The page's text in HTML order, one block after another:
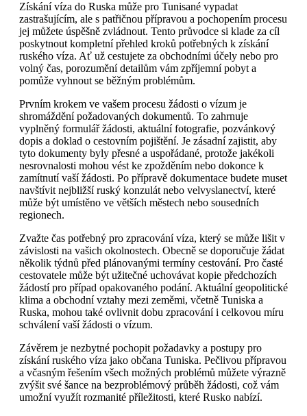
Získání víza do Ruska může pro Tunisané vypadat
zastrašujícím, ale s patřičnou přípravou a pochopením procesu
jej můžete úspěšně zvládnout. Tento průvodce si klade za cíl
poskytnout kompletní přehled kroků potřebných k získání
ruského víza. Ať už cestujete za obchodními účely nebo pro
volný čas, porozumění detailům vám zpříjemní pobyt a
pomůže vyhnout se běžným problémům.
Prvním krokem ve vašem procesu žádosti o vízum je
shromáždění požadovaných dokumentů. To zahrnuje
vyplněný formulář žádosti, aktuální fotografie, pozvánkový
dopis a doklad o cestovním pojištění. Je zásadní zajistit, aby
tyto dokumenty byly přesné a uspořádané, protože jakékoli
nesrovnalosti mohou vést ke zpožděním nebo dokonce k
zamítnutí vaší žádosti. Po přípravě dokumentace budete muset
navštívit nejbližší ruský konzulát nebo velvyslanectví, které
může být umístěno ve větších městech nebo sousedních
regionech.
Zvažte čas potřebný pro zpracování víza, který se může lišit v
závislosti na vašich okolnostech. Obecně se doporučuje žádat
několik týdnů před plánovanými termíny cestování. Pro časté
cestovatele může být užitečné uchovávat kopie předchozích
žádostí pro případ opakovaného podání. Aktuální geopolitické
klima a obchodní vztahy mezi zeměmi, včetně Tuniska a
Ruska, mohou také ovlivnit dobu zpracování i celkovou míru
schválení vaší žádosti o vízum.
Závěrem je nezbytné pochopit požadavky a postupy pro
získání ruského víza jako občana Tuniska. Pečlivou přípravou
a včasným řešením všech možných problémů můžete výrazně
zvýšit své šance na bezproblémový průběh žádosti, což vám
umožní využít rozmanité příležitosti, které Rusko nabízí.